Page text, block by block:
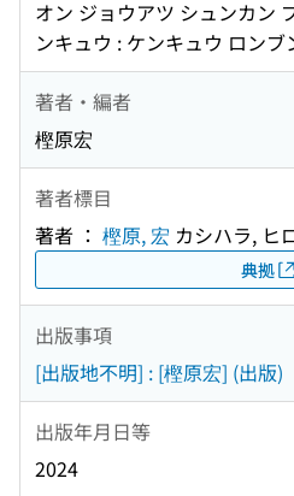
オン ジョウアツ シュンカン
ンキュウ : ケンキュウ ロンブ
著者・編者
樫原宏
著者標目
著者 ： 樫原, 宏 カシハラ, ヒ
典拠
出版事項
[出版地不明] : [樫原宏] (出版)
出版年月日等
2024